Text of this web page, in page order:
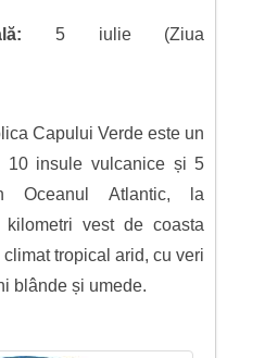
5 iulie (Ziua
Capului Verde este un
10 insule vulcanice și 5
Oceanul Atlantic, la
vest de coasta
tropical arid, cu veri
blânde și umede.